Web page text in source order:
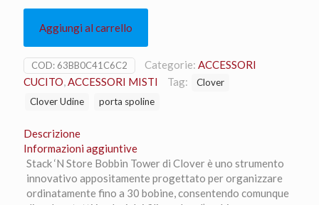
21,20 €.
Aggiungi al carrello
COD: 63BB0C41C6C2 Categorie: ACCESSORI
CUCITO,ACCESSORI MISTI Tag:
Clover
Clover Udine
porta spoline
Descrizione
Informazioni aggiuntive
Stack ‘N Store Bobbin Tower di Clover è uno strumento
innovativo appositamente progettato per organizzare
ordinatamente fino a 30 bobine, consentendo comunque